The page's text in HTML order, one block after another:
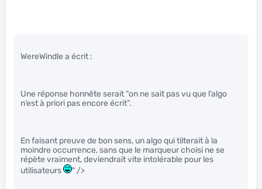
WereWindle a écrit :
Une réponse honnête serait “on ne sait pas vu que l’algo
n’est à priori pas encore écrit”.
En faisant preuve de bon sens, un algo qui tilterait à la
moindre occurrence, sans que le marqueur choisi ne se
répète vraiment, deviendrait vite intolérable pour les
utilisateurs
" />